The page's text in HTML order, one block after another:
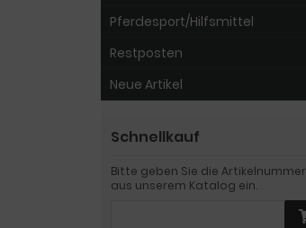
Pferdesport/Hilfsmittel
Restposten
Neue Artikel
Schnellkauf
Bitte geben Sie die Artikelnummer
aus unserem Katalog ein.